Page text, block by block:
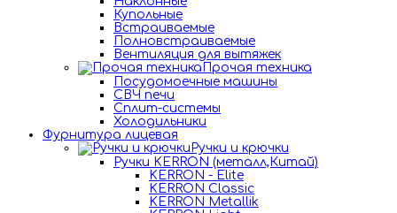
Купольные
Встраиваемые
Полновстраиваемые
Вентиляция для вытяжек
Прочая техника
Посудомоечные машины
СВЧ печи
Сплит-системы
Холодильники
Фурнитура лицевая
Ручки и крючки
Ручки KERRON (металл,Китай)
KERRON - Elite
KERRON Classic
KERRON Metallik